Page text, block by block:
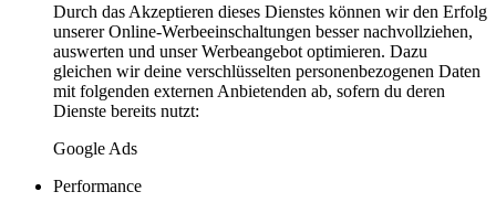
Durch das Akzeptieren dieses Dienstes können wir den Erfolg
unserer Online-Werbeeinschaltungen besser nachvollziehen,
auswerten und unser Werbeangebot optimieren. Dazu
gleichen wir deine verschlüsselten personenbezogenen Daten
mit folgenden externen Anbietenden ab, sofern du deren
Dienste bereits nutzt:
Google Ads
Performance